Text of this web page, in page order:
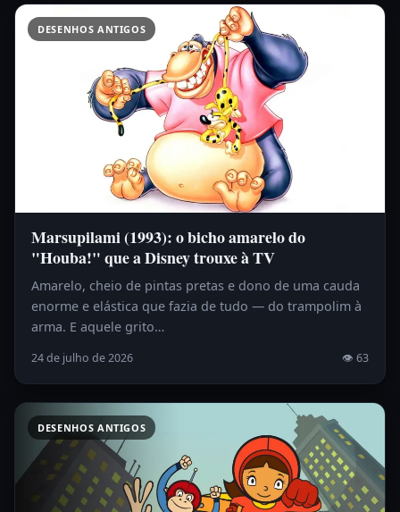
DESENHOS ANTIGOS
Marsupilami (1993): o bicho amarelo do
"Houba!" que a Disney trouxe à TV
Amarelo, cheio de pintas pretas e dono de uma cauda
enorme e elástica que fazia de tudo — do trampolim à
arma. E aquele grito…
24 de julho de 2026 👁 63
DESENHOS ANTIGOS